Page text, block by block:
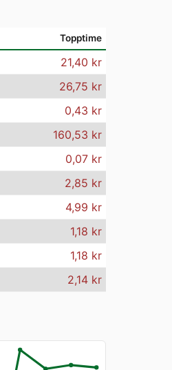
Topptime
21,40 kr
26,75 kr
0,43 kr
160,53 kr
0,07 kr
2,85 kr
4,99 kr
1,18 kr
1,18 kr
2,14 kr